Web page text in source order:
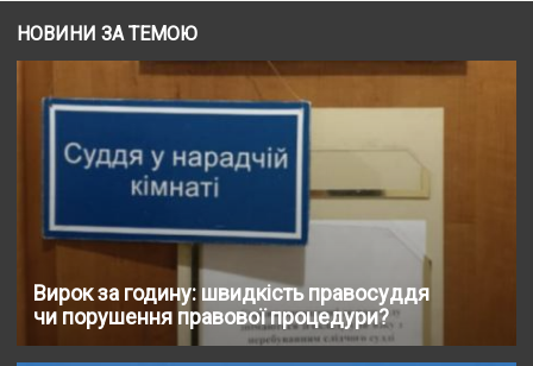
НОВИНИ ЗА ТЕМОЮ
Вирок за годину: швидкість правосуддя
чи порушення правової процедури?